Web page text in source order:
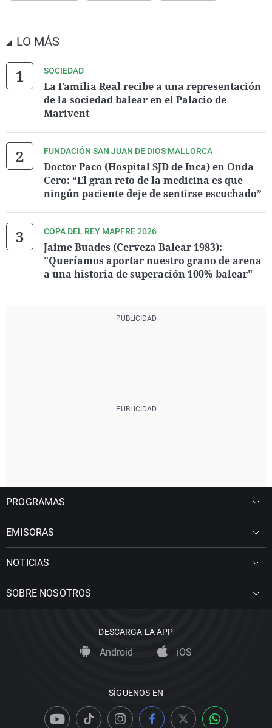
LO MÁS
SOCIEDAD
La Familia Real recibe a una representación
de la sociedad balear en el Palacio de
Marivent
FUNDACIÓN SAN JUAN DE DIOS MALLORCA
Doctor Paco (Hospital SJD de Inca) en Onda
Cero: “El gran reto de la medicina es que
ningún paciente deje de sentirse escuchado”
COPA DEL REY MAPFRE 2026
Jaime Buades (Cerveza Balear 1983):
"Queríamos aportar nuestro grano de arena
a una historia de superación 100% balear"
PROGRAMAS
EMISORAS
NOTICIAS
SOBRE NOSOTROS
DESCARGA LA APP
Android iOS
SÍGUENOS EN